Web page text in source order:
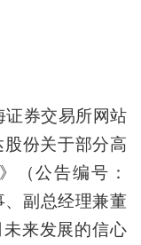
券交易所网站
份关于部分高
（公告编号：
副总经理兼董
来发展的信心